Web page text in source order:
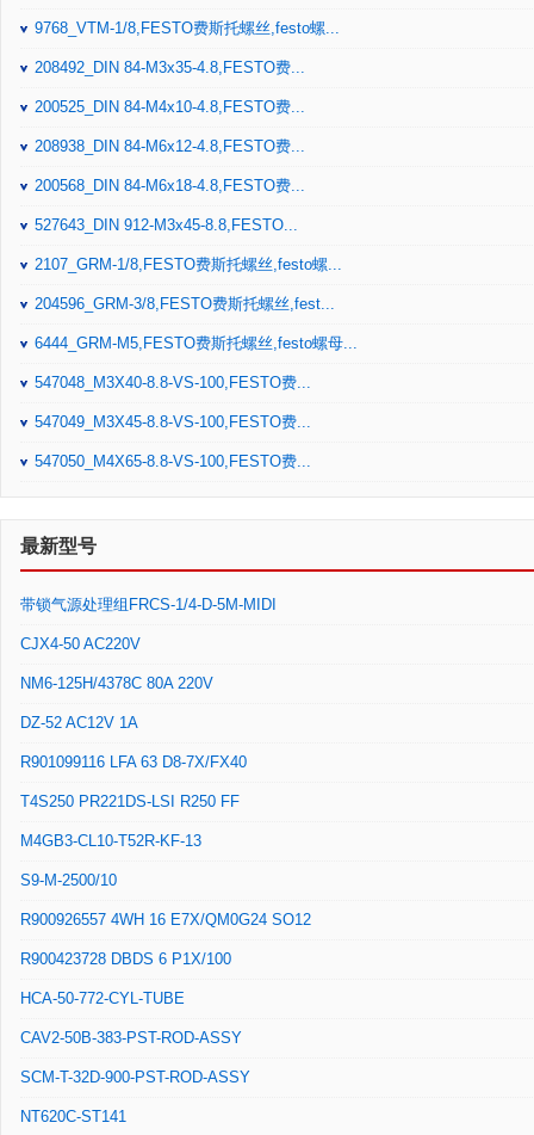
9768_VTM-1/8,FESTO费斯托螺丝,festo螺...
208492_DIN 84-M3x35-4.8,FESTO费...
200525_DIN 84-M4x10-4.8,FESTO费...
208938_DIN 84-M6x12-4.8,FESTO费...
200568_DIN 84-M6x18-4.8,FESTO费...
527643_DIN 912-M3x45-8.8,FESTO...
2107_GRM-1/8,FESTO费斯托螺丝,festo螺...
204596_GRM-3/8,FESTO费斯托螺丝,fest...
6444_GRM-M5,FESTO费斯托螺丝,festo螺母...
547048_M3X40-8.8-VS-100,FESTO费...
547049_M3X45-8.8-VS-100,FESTO费...
547050_M4X65-8.8-VS-100,FESTO费...
最新型号
带锁气源处理组FRCS-1/4-D-5M-MIDI
CJX4-50 AC220V
NM6-125H/4378C 80A 220V
DZ-52 AC12V 1A
R901099116 LFA 63 D8-7X/FX40
T4S250 PR221DS-LSI R250 FF
M4GB3-CL10-T52R-KF-13
S9-M-2500/10
R900926557 4WH 16 E7X/QM0G24 SO12
R900423728 DBDS 6 P1X/100
HCA-50-772-CYL-TUBE
CAV2-50B-383-PST-ROD-ASSY
SCM-T-32D-900-PST-ROD-ASSY
NT620C-ST141